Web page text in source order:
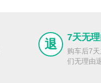
退 7天无
购车后7
们无理由